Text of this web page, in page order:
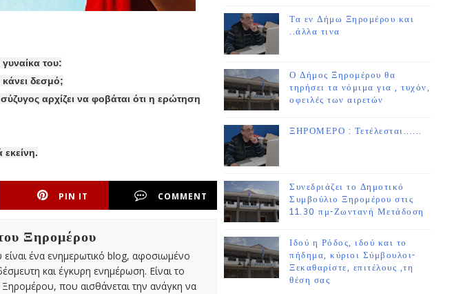
του:
κάνει δεσμό;
αρχίζει να φοβάται ότι η ερώτηση
PIN IT COMMENT
Ξηρομέρου
ένα ενημερωτικό blog, αφοσιωμένο
και έγκυρη ενημέρωση. Είναι το
που αισθάνεται την ανάγκη να
Τα εν Δήμω Ξηρομέρου και
..άλλα τινα
Ο Δήμος Ξηρομέρου θα
τηρήσει τα νόμιμα για , τυχόν,
οφειλές των αιρετών
ΞΗΡΟΜΕΡΟ : Τετέλεσται......
Συνεδριάζει το Δημοτικό
Συμβούλιο Ξηρομέρου στις
11.30 πμ-Ζωντανή Μετάδοση
Ιδού η Ρόδος, ιδού και το
πήδημα, κύριοι Σύμβουλοι-
Ξεκαθαρίστε, επιτέλους ,τη
θέση σας